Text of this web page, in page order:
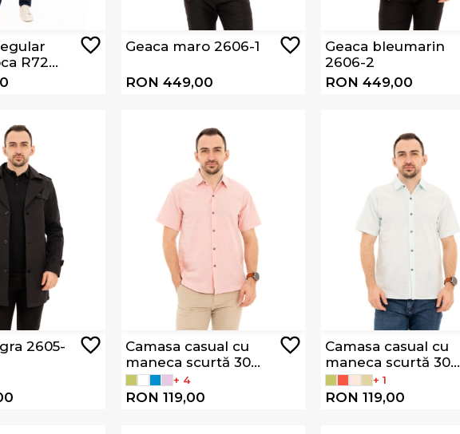
R724-
Geaca maro 2606-1
RON 449,00
Geaca bleumarin
2606-2
RON 449,00
2605-
Camasa casual cu
maneca scurtă 303-
101
+ 4
RON 119,00
Camasa casual cu
maneca scurtă 303-
96
+ 1
RON 119,00